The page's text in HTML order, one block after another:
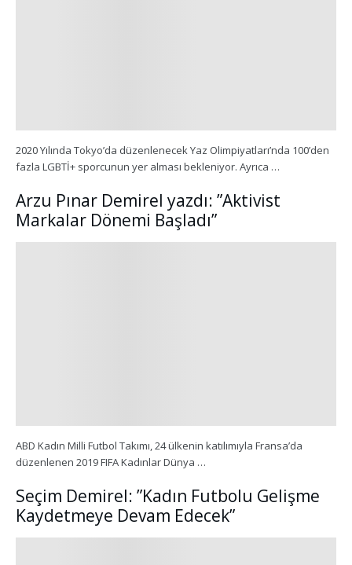
2020 Yılında Tokyo’da düzenlenecek Yaz Olimpiyatları’nda 100’den
fazla LGBTİ+ sporcunun yer alması bekleniyor. Ayrıca …
Arzu Pınar Demirel yazdı: ”Aktivist
Markalar Dönemi Başladı”
ABD Kadın Milli Futbol Takımı, 24 ülkenin katılımıyla Fransa’da
düzenlenen 2019 FIFA Kadınlar Dünya …
Seçim Demirel: ”Kadın Futbolu Gelişme
Kaydetmeye Devam Edecek”